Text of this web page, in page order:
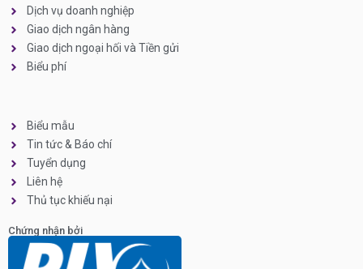
Dịch vụ doanh nghiệp
Giao dịch ngân hàng
Giao dịch ngoại hối và Tiền gửi
Biểu phí
Biểu mẫu
Tin tức & Báo chí
Tuyển dụng
Liên hệ
Thủ tục khiếu nại
Chứng nhận bởi